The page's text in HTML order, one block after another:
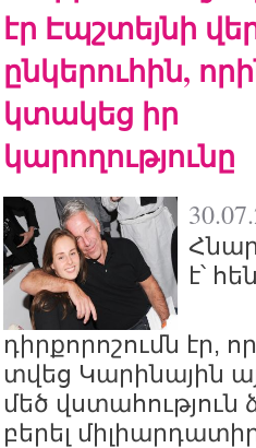
էր Էպշտեյնի
ընկերուհին,
կտակեց իր
կարողությունը
է՝
դիրքորոշումն էր, որ
տվեց Կարինային
մեծ վստահություն
բերել